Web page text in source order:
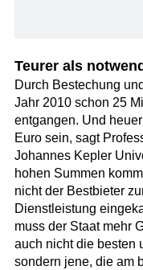
Teurer als
Durch Bestechung
Jahr 2010 schon 25
entgangen. Und
Euro sein, sagt
Johannes Kepler
hohen Summen
nicht der Bestbieter
Dienstleistung
muss der Staat mehr
auch nicht die besten
sondern jene, die am